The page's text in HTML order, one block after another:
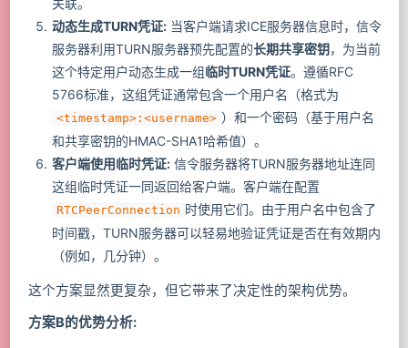
动态生成TURN凭证:当客户端请求ICE服务器信息时，信令
服务器利用TURN服务器预先配置的长期共享密钥，为当前
这个特定用户动态生成一组临时TURN凭证。遵循RFC
5766标准，这组凭证通常包含一个用户名（格式为
<timestamp>:<username> ）和一个密码（基于用户名
和共享密钥的HMAC-SHA1哈希值）。
客户端使用临时凭证:信令服务器将TURN服务器地址连同
这组临时凭证一同返回给客户端。客户端在配置
RTCPeerConnection 时使用它们。由于用户名中包含了
时间戳，TURN服务器可以轻易地验证凭证是否在有效期内
（例如，几分钟）。
这个方案显然更复杂，但它带来了决定性的架构优势。
方案B的优势分析: